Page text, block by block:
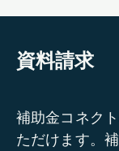
資料請求
補助金コネク
ただけます。